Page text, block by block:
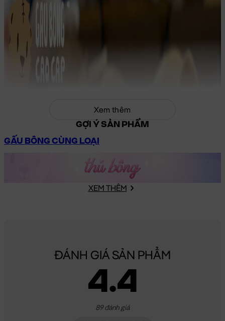
Xem thêm
GỢI Ý SẢN PHẨM
GẤU BÔNG CÙNG LOẠI
XEM THÊM
ĐÁNH GIÁ SẢN PHẨM
4.4
89 đánh giá